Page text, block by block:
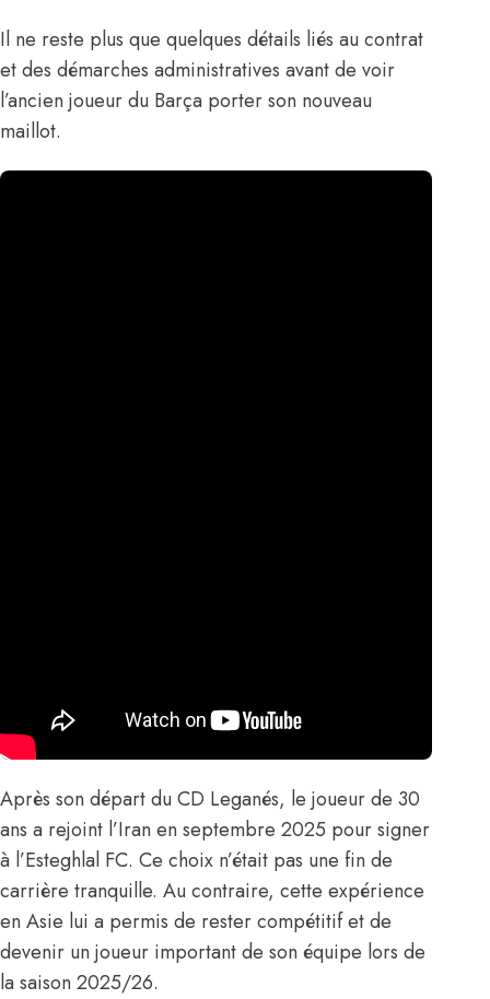
Il ne reste plus que quelques détails liés au contrat
et des démarches administratives avant de voir
l’ancien joueur du Barça porter son nouveau
maillot.
Après son départ du CD Leganés, le joueur de 30
ans a rejoint l’Iran en septembre 2025 pour signer
à l’Esteghlal FC. Ce choix n’était pas une fin de
carrière tranquille. Au contraire, cette expérience
en Asie lui a permis de rester compétitif et de
devenir un joueur important de son équipe lors de
la saison 2025/26.